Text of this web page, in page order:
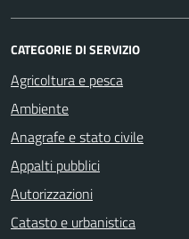
CATEGORIE DI SERVIZIO
Agricoltura e pesca
Ambiente
Anagrafe e stato civile
Appalti pubblici
Autorizzazioni
Catasto e urbanistica